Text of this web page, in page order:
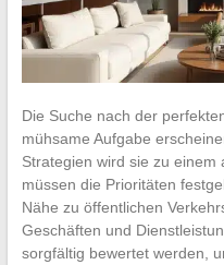
Die Suche nach der
mühsame Aufgabe
Strategien wird sie zu einem
müssen die Prioritäten
Nähe zu öffentlichen
Geschäften und
sorgfältig bewertet werden,